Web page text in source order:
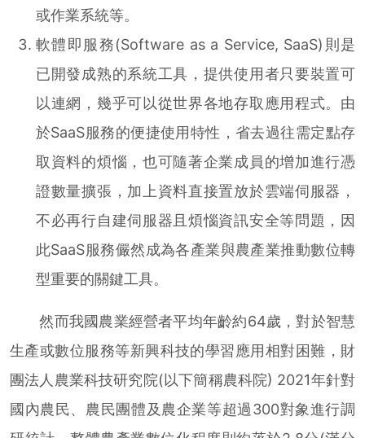
或作業系統等。
軟體即服務(Software as a Service, SaaS)則是
已開發成熟的系統工具，提供使用者只要裝置可
以連網，幾乎可以從世界各地存取應用程式。由
於SaaS服務的便捷使用特性，省去過往需定點存
取資料的煩惱，也可隨著企業成員的增加進行憑
證數量擴張，加上資料直接置放於雲端伺服器，
不必再行自建伺服器且煩惱資訊安全等問題，因
此SaaS服務儼然成為各產業與農產業推動數位轉
型重要的關鍵工具。
然而我國農業經營者平均年齡約64歲，對於智慧
生產或數位服務等新興科技的學習應用相對困難，財
團法人農業科技研究院(以下簡稱農科院) 2021年針對
國內農民、農民團體及農企業等超過300對象進行調